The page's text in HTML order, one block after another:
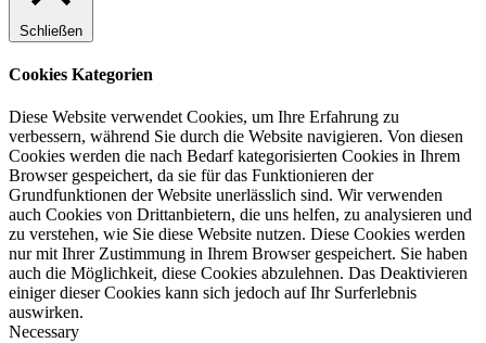
Schließen
Cookies Kategorien
Diese Website verwendet Cookies, um Ihre Erfahrung zu
verbessern, während Sie durch die Website navigieren. Von diesen
Cookies werden die nach Bedarf kategorisierten Cookies in Ihrem
Browser gespeichert, da sie für das Funktionieren der
Grundfunktionen der Website unerlässlich sind. Wir verwenden
auch Cookies von Drittanbietern, die uns helfen, zu analysieren und
zu verstehen, wie Sie diese Website nutzen. Diese Cookies werden
nur mit Ihrer Zustimmung in Ihrem Browser gespeichert. Sie haben
auch die Möglichkeit, diese Cookies abzulehnen. Das Deaktivieren
einiger dieser Cookies kann sich jedoch auf Ihr Surferlebnis
auswirken.
Necessary